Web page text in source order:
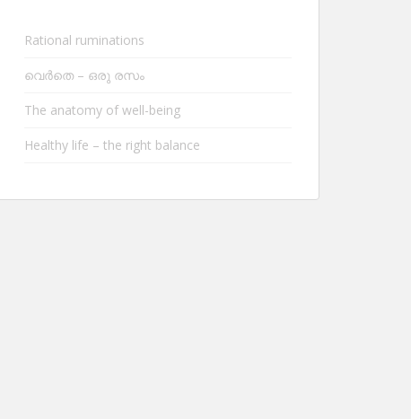
Rational ruminations
വെർതെ – ഒരു രസം
The anatomy of well-being
Healthy life – the right balance